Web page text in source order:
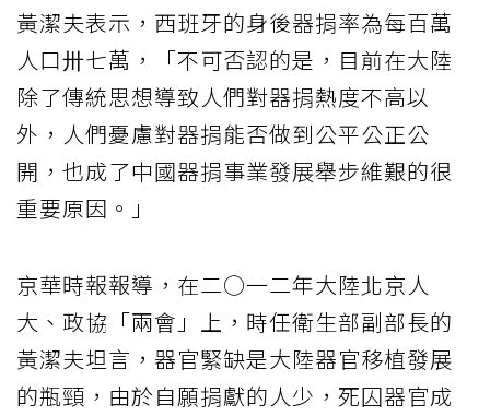
黃潔夫表示，西班牙的身後器捐率為每百萬
人口〺七萬，「不可否認的是，目前在大陸
除了傳統思想導致人們對器捐熱度不高以
外，人們憂慮對器捐能否做到公平公正公
開，也成了中國器捐事業發展舉步維艱的很
重要原因。」
京華時報報導，在二○一二年大陸北京人
大、政協「兩會」上，時任衛生部副部長的
黃潔夫坦言，器官緊缺是大陸器官移植發展
的瓶頸，由於自願捐獻的人少，死囚器官成